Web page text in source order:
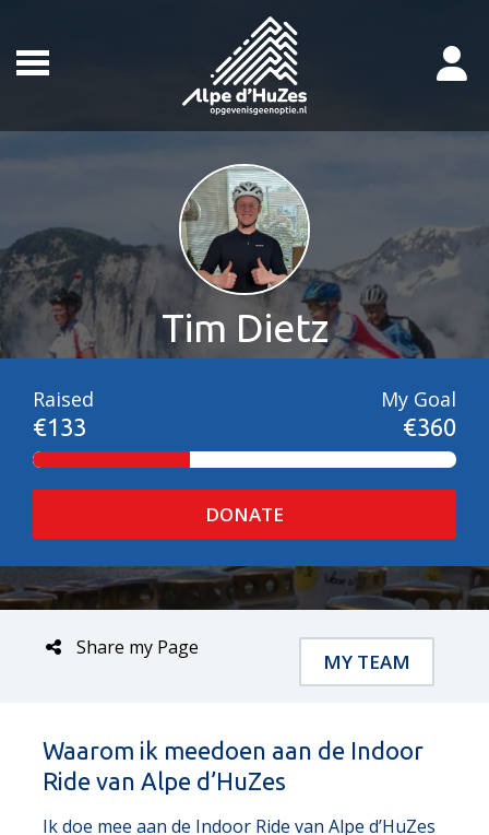
Tim Dietz
Raised
€133
My Goal
€360
DONATE
Share my Page
MY TEAM
Waarom ik meedoen aan de Indoor
Ride van Alpe d’HuZes
Ik doe mee aan de Indoor Ride van Alpe d’HuZes